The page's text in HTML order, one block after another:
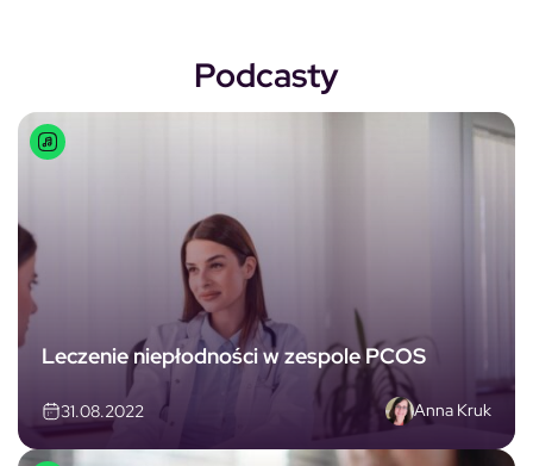
Podcasty
Leczenie niepłodności w zespole PCOS
31.08.2022 Anna Kruk